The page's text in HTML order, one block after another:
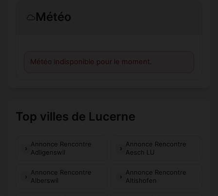
Météo
Météo indisponible pour le moment.
Top villes de Lucerne
Annonce Rencontre
Adligenswil
Annonce Rencontre
Aesch LU
Annonce Rencontre
Alberswil
Annonce Rencontre
Altishofen